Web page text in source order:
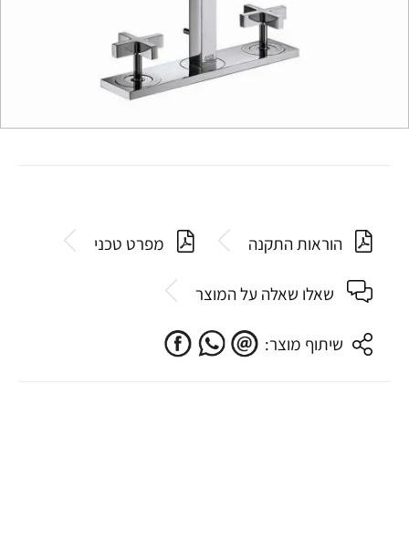
הוראות התקנה מפרט טכני
שאלו שאלה על המוצר
שיתוף מוצר: